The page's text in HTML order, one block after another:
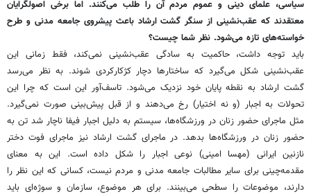
سیاسی، علمای دینی و عموم مردم آن را طلب می‌کنند. اما برخی اصولگرایان
معتقدند که عقب‌نشینی از سنگر گشت ارشاد باعث پیشروی جامعه مدنی و طرح
خواسته‌های تازه می‌شود. نظر شما چیست؟
باید توجه داشت، حاکمیت به سادگی عقب‌نشینی نمی‌کند، فقط زمانی این
عقب‌نشینی شکل می‌گیرد که ساختارها دچار کژکارکردی شوند. به نظر می‌رسد
گشت ارشاد به نقطه پایان خود نزدیک می‌شود. تاسف‌آور این است که چرا این
تحولات به اجبار (و نه اختیار) رخ می‌دهند و از قبل پیش‌بینی صورت نمی‌گیرد.
مثل ماجرای حضور زنان در ورزشگاه‌ها، سیستم به دلیل اجبار فیفا ناچار شد تن به
حضور زنان در ورزشگاه‌ها بدهد. در ماجرای گشت ارشاد نیز ماجرای فوت دختر
نازنین ایرانی (مهسا امینی) نوعی اجبار را شکل داده است. این به معنای
مقدمه‌چینی برای سایر مطالبات جامعه مدنی و مردم نیست، کسانی که این نظر را
دارند، موضوعات را سطحی می‌بینند. برای هر موضوع، سازمان و سوژه‌ای باید